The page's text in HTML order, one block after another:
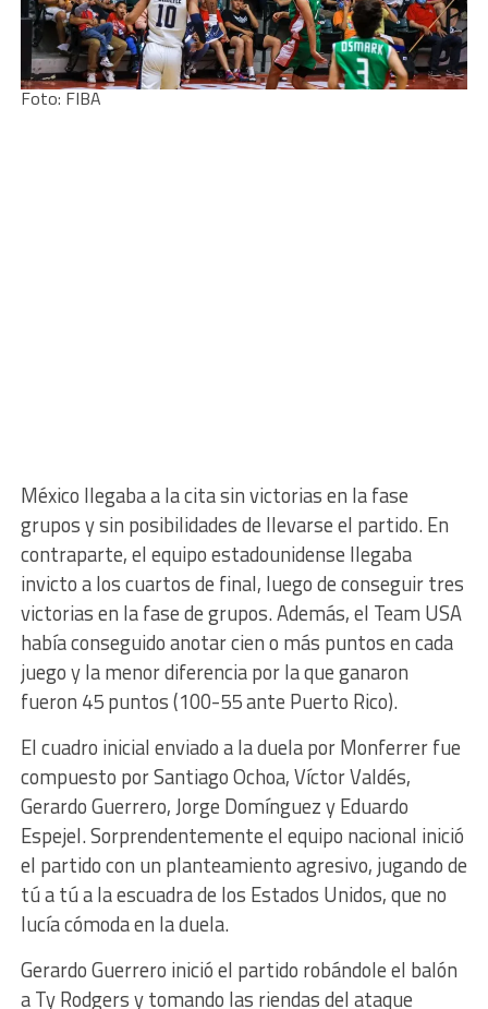
Foto: FIBA
México llegaba a la cita sin victorias en la fase
grupos y sin posibilidades de llevarse el partido. En
contraparte, el equipo estadounidense llegaba
invicto a los cuartos de final, luego de conseguir tres
victorias en la fase de grupos. Además, el Team USA
había conseguido anotar cien o más puntos en cada
juego y la menor diferencia por la que ganaron
fueron 45 puntos (100-55 ante Puerto Rico).
El cuadro inicial enviado a la duela por Monferrer fue
compuesto por Santiago Ochoa, Víctor Valdés,
Gerardo Guerrero, Jorge Domínguez y Eduardo
Espejel. Sorprendentemente el equipo nacional inició
el partido con un planteamiento agresivo, jugando de
tú a tú a la escuadra de los Estados Unidos, que no
lucía cómoda en la duela.
Gerardo Guerrero inició el partido robándole el balón
a Ty Rodgers y tomando las riendas del ataque